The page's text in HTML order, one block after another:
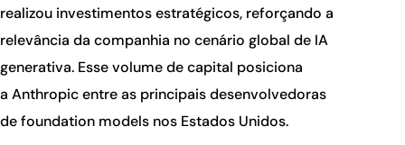
realizou investimentos estratégicos, reforçando a
relevância da companhia no cenário global de IA
generativa. Esse volume de capital posiciona
a Anthropic entre as principais desenvolvedoras
de foundation models nos Estados Unidos.